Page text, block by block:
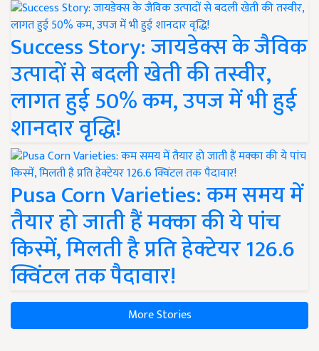
Success Story: जायडेक्स के जैविक
उत्पादों से बदली खेती की तस्वीर,
लागत हुई 50% कम, उपज में भी हुई
शानदार वृद्धि!
Pusa Corn Varieties: कम समय में
तैयार हो जाती हैं मक्का की ये पांच
किस्में, मिलती है प्रति हेक्टेयर 126.6
क्विंटल तक पैदावार!
More Stories